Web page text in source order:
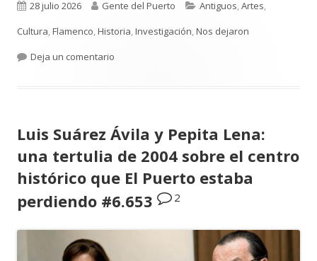
Publicado
el
28 julio 2026 Autor
Gente del Puerto Categorías
Antiguos,Artes,
Cultura,Flamenco,Historia,Investigación,Nos dejaron
Deja un comentario
Luis Suárez Ávila y Pepita Lena:
una tertulia de 2004 sobre el centro
histórico que El Puerto estaba
perdiendo #6.653
2